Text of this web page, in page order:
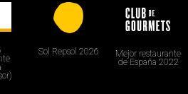
Sol Repsol 2026
Mejor restaurante
de España 2022